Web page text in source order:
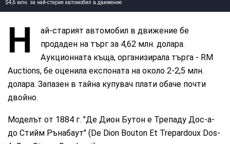
$4,6 млн. за най-стария автомобил в движение
Н
ай-старият автомобил в движение бе
продаден на търг за 4,62 млн. долара.
Аукционната къща, организирала търга - RM
Auctions, бе оценила експоната на около 2-2,5 млн.
долара. Запазен в тайна купувач плати обаче почти
двойно.
Моделът от 1884 г. "Де Дион Бутон е Трепаду Дос-а-
до Стийм Рънабаут" (De Dion Bouton Et Trepardoux Dos-